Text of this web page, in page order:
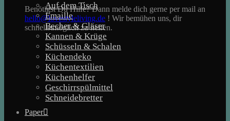
Benötigst Du Hilfe? Dann melde dich gerne per mail an
hello@lovestyleliving.de ! Wir bemühen uns, dir
schnellstmöglich zu helfen.
Auf dem Tisch
Emaille
Becher & Gläser
Kannen & Krüge
Schüsseln & Schalen
Küchendeko
Küchentextilien
Küchenhelfer
Geschirrspülmittel
Schneidebretter
Paper